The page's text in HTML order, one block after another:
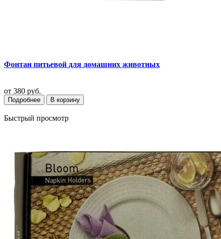
Фонтан питьевой для домашних животных
от 380 руб.
Подробнее В корзину
Быстрый просмотр